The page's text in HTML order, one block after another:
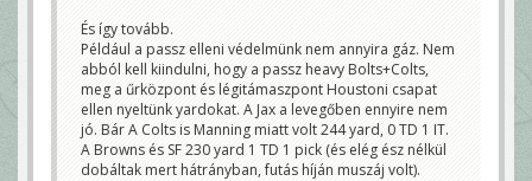
És így tovább.
Például a passz elleni védelmünk nem annyira gáz. Nem
abból kell kiindulni, hogy a passz heavy Bolts+Colts,
meg a űrközpont és légitámaszpont Houstoni csapat
ellen nyeltünk yardokat. A Jax a levegőben ennyire nem
jó. Bár A Colts is Manning miatt volt 244 yard, 0 TD 1 IT.
A Browns és SF 230 yard 1 TD 1 pick (és elég ész nélkül
dobáltak mert hátrányban, futás híján muszáj volt).